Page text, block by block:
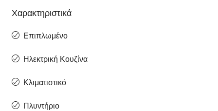
Χαρακτηριστικά
Eπιπλωμένο
Ηλεκτρική Κουζίνα
Κλιματιστικό
Πλυντήριο